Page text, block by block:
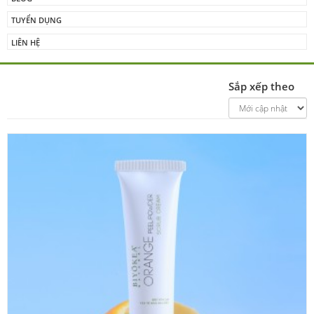
TUYỂN DỤNG
LIÊN HỆ
Sắp xếp theo